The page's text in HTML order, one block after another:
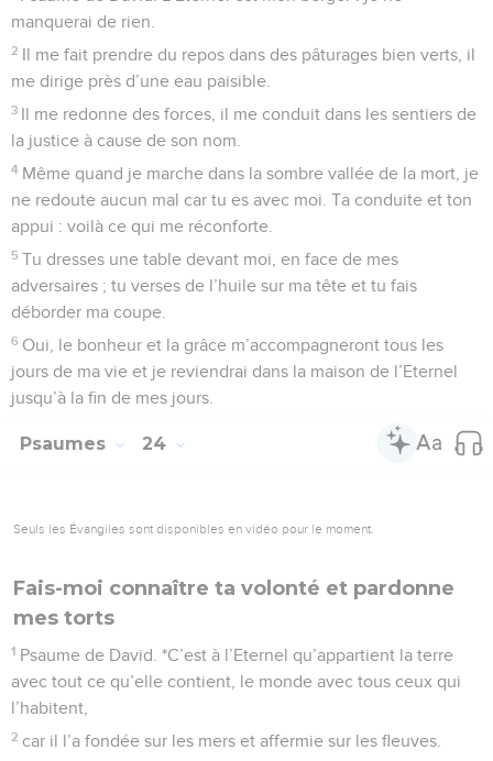
manquerai de rien.
2 Il me fait prendre du repos dans des pâturages bien verts, il
me dirige près d’une eau paisible.
3 Il me redonne des forces, il me conduit dans les sentiers de
la justice à cause de son nom.
4 Même quand je marche dans la sombre vallée de la mort, je
ne redoute aucun mal car tu es avec moi. Ta conduite et ton
appui : voilà ce qui me réconforte.
5 Tu dresses une table devant moi, en face de mes
adversaires ; tu verses de l’huile sur ma tête et tu fais
déborder ma coupe.
6 Oui, le bonheur et la grâce m’accompagneront tous les
jours de ma vie et je reviendrai dans la maison de l’Eternel
jusqu’à la fin de mes jours.
Psaumes 24
Seuls les Évangiles sont disponibles en vidéo pour le moment.
Fais-moi connaître ta volonté et pardonne
mes torts
1 Psaume de David. *C’est à l’Eternel qu’appartient la terre
avec tout ce qu’elle contient, le monde avec tous ceux qui
l’habitent,
2 car il l’a fondée sur les mers et affermie sur les fleuves.